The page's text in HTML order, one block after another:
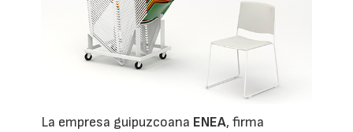
La empresa guipuzcoana ENEA, firma